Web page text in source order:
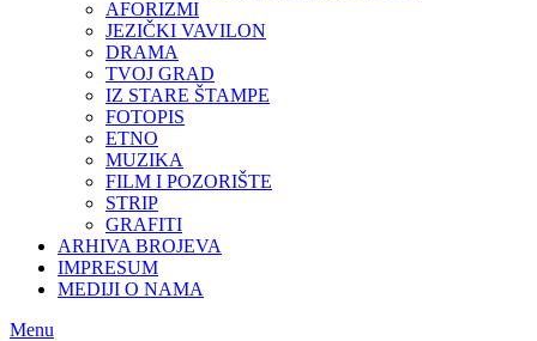
AFORIZMI
JEZIČKI VAVILON
DRAMA
TVOJ GRAD
IZ STARE ŠTAMPE
FOTOPIS
ETNO
MUZIKA
FILM I POZORIŠTE
STRIP
GRAFITI
ARHIVA BROJEVA
IMPRESUM
MEDIJI O NAMA
Menu